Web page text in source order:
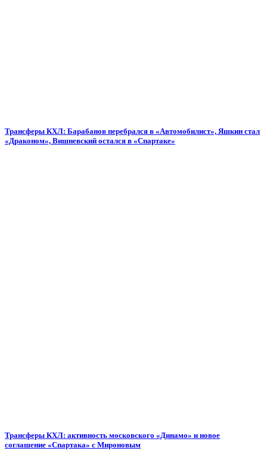
Трансферы КХЛ: Барабанов перебрался в «Автомобилист», Яшкин стал
«Драконом», Вишневский остался в «Спартаке»
Трансферы КХЛ: активность московского «Динамо» и новое
соглашение «Спартака» с Мироновым